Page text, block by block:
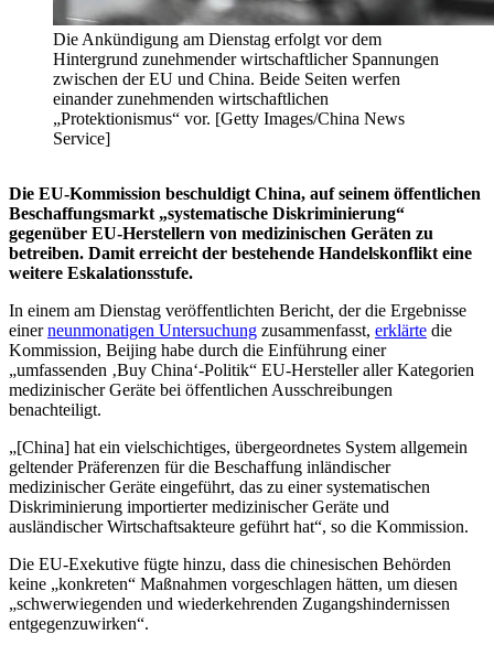
Die Ankündigung am Dienstag erfolgt vor dem
Hintergrund zunehmender wirtschaftlicher Spannungen
zwischen der EU und China. Beide Seiten werfen
einander zunehmenden wirtschaftlichen
„Protektionismus“ vor. [Getty Images/China News
Service]
Die EU-Kommission beschuldigt China, auf seinem öffentlichen
Beschaffungsmarkt „systematische Diskriminierung“
gegenüber EU-Herstellern von medizinischen Geräten zu
betreiben. Damit erreicht der bestehende Handelskonflikt eine
weitere Eskalationsstufe.
In einem am Dienstag veröffentlichten Bericht, der die Ergebnisse
einerneunmonatigen Untersuchung zusammenfasst, erklärte die
Kommission, Beijing habe durch die Einführung einer
„umfassenden ‚Buy China‘-Politik“ EU-Hersteller aller Kategorien
medizinischer Geräte bei öffentlichen Ausschreibungen
benachteiligt.
„[China] hat ein vielschichtiges, übergeordnetes System allgemein
geltender Präferenzen für die Beschaffung inländischer
medizinischer Geräte eingeführt, das zu einer systematischen
Diskriminierung importierter medizinischer Geräte und
ausländischer Wirtschaftsakteure geführt hat“, so die Kommission.
Die EU-Exekutive fügte hinzu, dass die chinesischen Behörden
keine „konkreten“ Maßnahmen vorgeschlagen hätten, um diesen
„schwerwiegenden und wiederkehrenden Zugangshindernissen
entgegenzuwirken“.